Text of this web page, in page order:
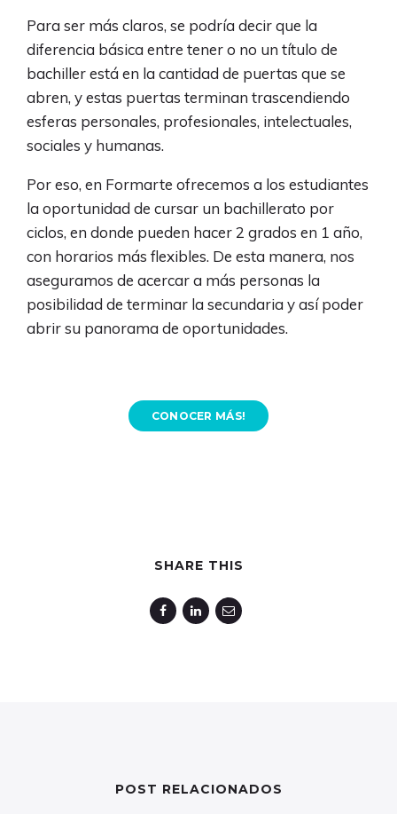
Para ser más claros, se podría decir que la
diferencia básica entre tener o no un título de
bachiller está en la cantidad de puertas que se
abren, y estas puertas terminan trascendiendo
esferas personales, profesionales, intelectuales,
sociales y humanas.
Por eso, en Formarte ofrecemos a los estudiantes
la oportunidad de cursar un bachillerato por
ciclos, en donde pueden hacer 2 grados en 1 año,
con horarios más flexibles. De esta manera, nos
aseguramos de acercar a más personas la
posibilidad de terminar la secundaria y así poder
abrir su panorama de oportunidades.
CONOCER MÁS!
SHARE THIS
POST RELACIONADOS